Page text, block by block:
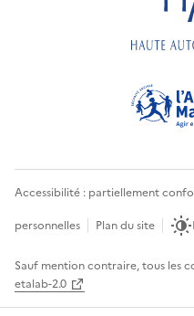
Accessibilité : partiellement
personnelles
Plan du site
Sauf mention contraire, tous les
etalab-2.0